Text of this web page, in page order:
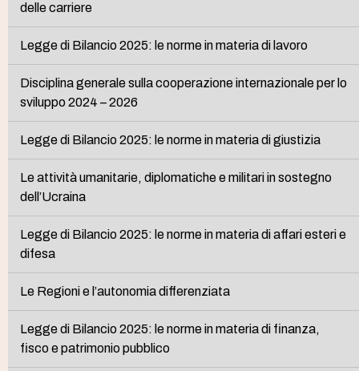
delle carriere
Legge di Bilancio 2025: le norme in materia di lavoro
Disciplina generale sulla cooperazione internazionale per lo
sviluppo 2024 – 2026
Legge di Bilancio 2025: le norme in materia di giustizia
Le attività umanitarie, diplomatiche e militari in sostegno
dell’Ucraina
Legge di Bilancio 2025: le norme in materia di affari esteri e
difesa
Le Regioni e l’autonomia differenziata
Legge di Bilancio 2025: le norme in materia di finanza,
fisco e patrimonio pubblico